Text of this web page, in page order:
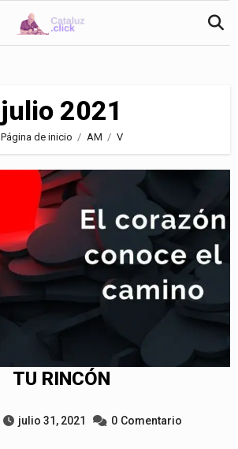
julio 2021
Página de inicio AM V
TU RINCÓN
julio 31, 2021 0 Comentario